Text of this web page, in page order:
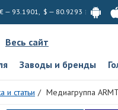
€ — 93.1901, $ — 80.9293
Весь сайт
Заводы и бренды
и статьи Медиагруппа